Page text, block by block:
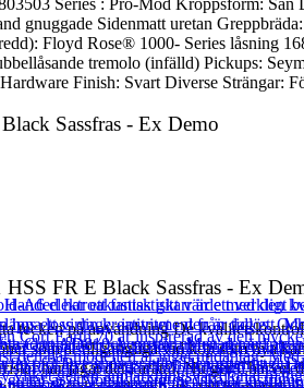
gnuggade Sidenmatt uretan
Floyd Rose® 1000- Series låsning
tremolo (infälld) Pickups:
Finish: Svart Diverse Strängar:
Sassfras - Ex Demo
FR E Black Sassfras - Ex
på användning De
som är tillgängliga vid köp som nya
har jagat det i åratal. Nu ger